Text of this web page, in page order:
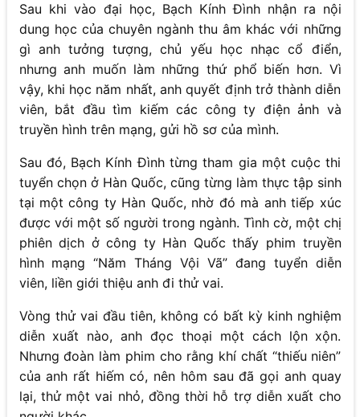
Sau khi vào đại học, Bạch Kính Đình nhận ra nội
dung học của chuyên ngành thu âm khác với những
gì anh tưởng tượng, chủ yếu học nhạc cổ điển,
nhưng anh muốn làm những thứ phổ biến hơn. Vì
vậy, khi học năm nhất, anh quyết định trở thành diễn
viên, bắt đầu tìm kiếm các công ty điện ảnh và
truyền hình trên mạng, gửi hồ sơ của mình.
Sau đó, Bạch Kính Đình từng tham gia một cuộc thi
tuyển chọn ở Hàn Quốc, cũng từng làm thực tập sinh
tại một công ty Hàn Quốc, nhờ đó mà anh tiếp xúc
được với một số người trong ngành. Tình cờ, một chị
phiên dịch ở công ty Hàn Quốc thấy phim truyền
hình mạng “Năm Tháng Vội Vã” đang tuyển diễn
viên, liền giới thiệu anh đi thử vai.
Vòng thử vai đầu tiên, không có bất kỳ kinh nghiệm
diễn xuất nào, anh đọc thoại một cách lộn xộn.
Nhưng đoàn làm phim cho rằng khí chất “thiếu niên”
của anh rất hiếm có, nên hôm sau đã gọi anh quay
lại, thử một vai nhỏ, đồng thời hỗ trợ diễn xuất cho